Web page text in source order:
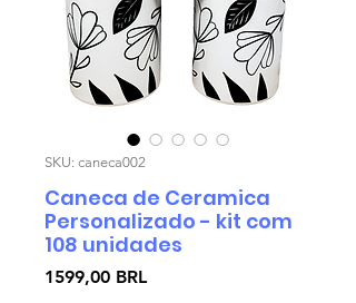
SKU: caneca002
Caneca de Ceramica
Personalizado - kit com
108 unidades
1599,00 BRLPrecio